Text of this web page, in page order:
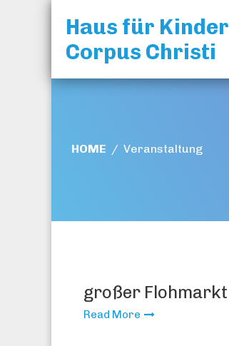
content
Haus für Kinder
Corpus Christi
HOME / Veranstaltung
großer Flohmarkt
Read More